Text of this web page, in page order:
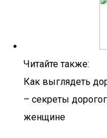
Читайте также:
Как выглядеть
– секреты
женщине